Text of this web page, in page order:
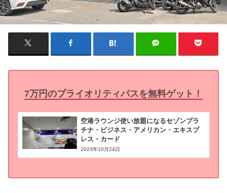
7万円のプライオリティパスを無料ゲット！
空港ラウンジ使い放題になるセゾンプラ
チナ・ビジネス・アメリカン・エキスプ
レス・カード
2023年10月24日